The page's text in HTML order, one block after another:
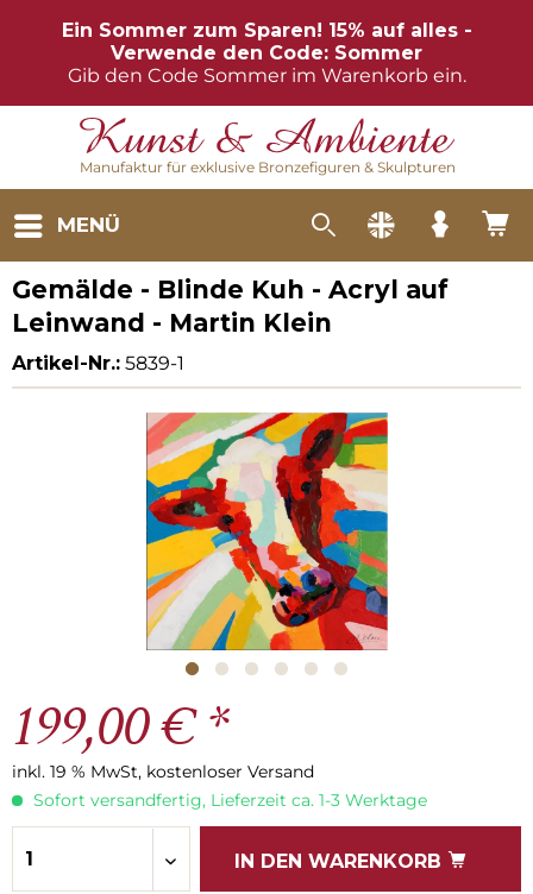
Ein Sommer zum Sparen! 15% auf alles -
Verwende den Code: Sommer
Gib den Code Sommer im Warenkorb ein.
Manufaktur für exklusive Bronzefiguren & Skulpturen
MENÜ
Gemälde - Blinde Kuh - Acryl auf
Leinwand - Martin Klein
Artikel-Nr.: 5839-1
199,00 € *
inkl. 19 % MwSt, kostenloser Versand
Sofort versandfertig, Lieferzeit ca. 1-3 Werktage
IN DEN WARENKORB